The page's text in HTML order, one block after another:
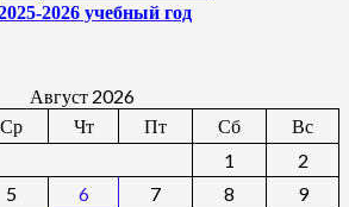
-2026 учебный год
Август 2026
Ср Чт Пт Сб
Вс
1
2
5 6 7 8
9